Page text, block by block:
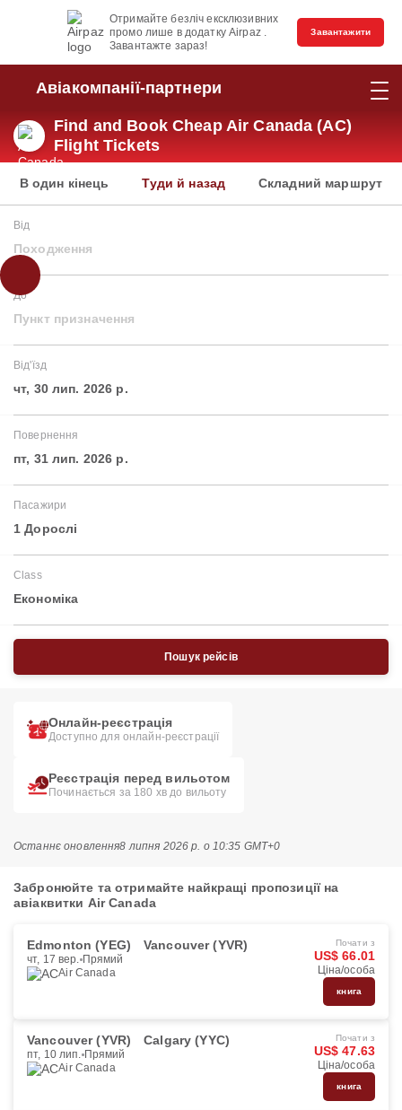
Отримайте безліч ексклюзивних
промо лише в додатку Airpaz .
Завантажте зараз!
Завантажити
Авіакомпанії-партнери
Find and Book Cheap Air Canada (AC)
Flight Tickets
В один кінець Туди й назад Складний маршрут
Від
Походження
До
Пункт призначення
Від'їзд
чт, 30 лип. 2026 р.
Повернення
пт, 31 лип. 2026 р.
Пасажири
1 Дорослі
Class
Економіка
Пошук рейсів
Онлайн-реєстрація
Доступно для онлайн-реєстрації
Реєстрація перед вильотом
Починається за 180 хв до вильоту
Останнє оновлення8 липня 2026 р. о 10:35 GMT+0
Забронюйте та отримайте найкращі пропозиції на
авіаквитки Air Canada
Edmonton (YEG) Vancouver (YVR)
чт, 17 вер. Прямий
Air Canada
Почати з
US$ 66.01
Ціна/особа
книга
Vancouver (YVR) Calgary (YYC)
пт, 10 лип. Прямий
Air Canada
Почати з
US$ 47.63
Ціна/особа
книга